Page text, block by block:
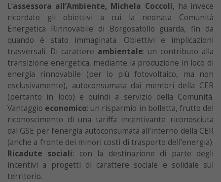
L’assessora all’Ambiente, Michela Coccoli, ha invece
ricordato gli obiettivi a cui la neonata Comunità
Energetica Rinnovabile di Borgosatollo guarda, fin da
quando è stato immaginata. Obiettivi e implicazioni
trasversali. Di carattere ambientale: un contributo alla
transizione energetica, mediante la produzione in loco di
energia rinnovabile (per lo più fotovoltaico, ma non
esclusivamente), autoconsumata dai membri della CER
(pertanto in loco) e quindi a servizio della Comunità.
Vantaggio economico: un risparmio in bolletta, frutto del
riconoscimento di una tariffa incentivante riconosciuta
dal GSE per l’energia autoconsumata all’interno della CER
(anche a fronte dei minori costi di trasporto dell’energia).
Ricadute sociali: con la destinazione di parte degli
incentivi a progetti di carattere sociale e solidale sul
territorio.